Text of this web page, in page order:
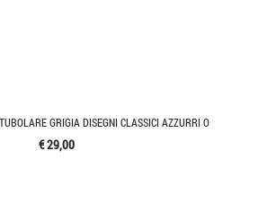
GRIGIA DISEGNI CLASSICI AZZURRI O
€ 29,00